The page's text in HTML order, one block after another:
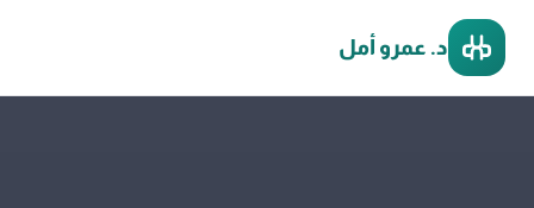
د. عمرو أمل